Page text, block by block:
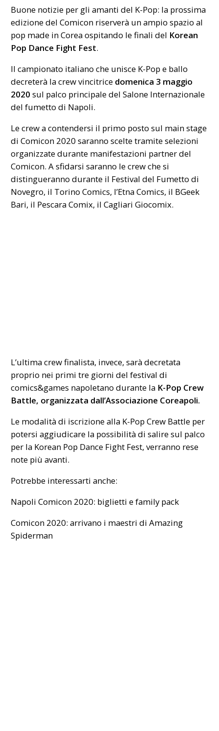
Buone notizie per gli amanti del K-Pop: la prossima
edizione delComicon riserverà un ampio spazio al
pop made in Corea ospitando le finali del Korean
Pop Dance Fight Fest.
Il campionato italiano che unisce K-Pop e ballo
decreterà la crew vincitrice domenica 3 maggio
2020 sul palco principale del Salone Internazionale
del fumetto di Napoli.
Le crew a contendersi il primo posto sul main stage
di Comicon 2020 saranno scelte tramite selezioni
organizzate durante manifestazioni partner del
Comicon. A sfidarsi saranno le crew che si
distingueranno durante il Festival del Fumetto di
Novegro, il Torino Comics, l’Etna Comics, il BGeek
Bari, il Pescara Comix, il Cagliari Giocomix.
L’ultima crew finalista, invece, sarà decretata
proprio nei primi tre giorni del festival di
comics&games napoletano durante la K-Pop Crew
Battle, organizzata dall’Associazione Coreapoli.
Le modalità di iscrizione alla K-Pop Crew Battle per
potersi aggiudicare la possibilità di salire sul palco
per la Korean Pop Dance Fight Fest, verranno rese
note più avanti.
Potrebbe interessarti anche:
Napoli Comicon 2020: biglietti e family pack
Comicon 2020: arrivano i maestri di Amazing
Spiderman